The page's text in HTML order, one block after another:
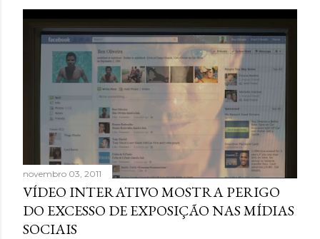
novembro 03, 2011
VÍDEO INTERATIVO MOSTRA PERIGO
DO EXCESSO DE EXPOSIÇÃO NAS MÍDIAS
SOCIAIS